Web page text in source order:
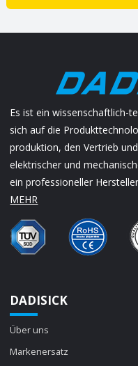
Es ist ein wissenschaftlich-
sich auf die
produktion, den Vertrieb
elektrischer und
ein professioneller
MEHR
DADISICK
Über uns
Markenersatz